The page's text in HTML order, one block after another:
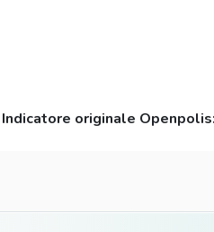
Indicatore originale Openpolis: